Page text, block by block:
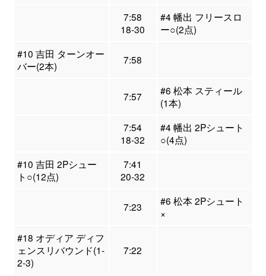
7:58
18-30
#4 幡出 フリースロ
ー○(2点)
#10 吉田 ターンオー
バー(2本)
7:58
7:57
#6 松本 スティール
(1本)
7:54
18-32
#4 幡出 2Pシュート
○(4点)
#10 吉田 2Pシュー
ト○(12点)
7:41
20-32
7:23
#6 松本 2Pシュート
×
#18 オディア ディフ
ェンスリバウンド(1-
2-3)
7:22